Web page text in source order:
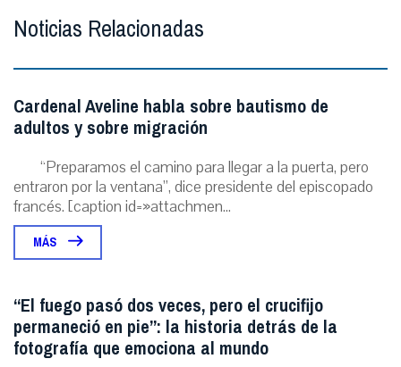
Noticias Relacionadas
Cardenal Aveline habla sobre bautismo de
adultos y sobre migración
“Preparamos el camino para llegar a la puerta, pero
entraron por la ventana”, dice presidente del episcopado
francés. [caption id=»attachmen...
MÁS
“El fuego pasó dos veces, pero el crucifijo
permaneció en pie”: la historia detrás de la
fotografía que emociona al mundo